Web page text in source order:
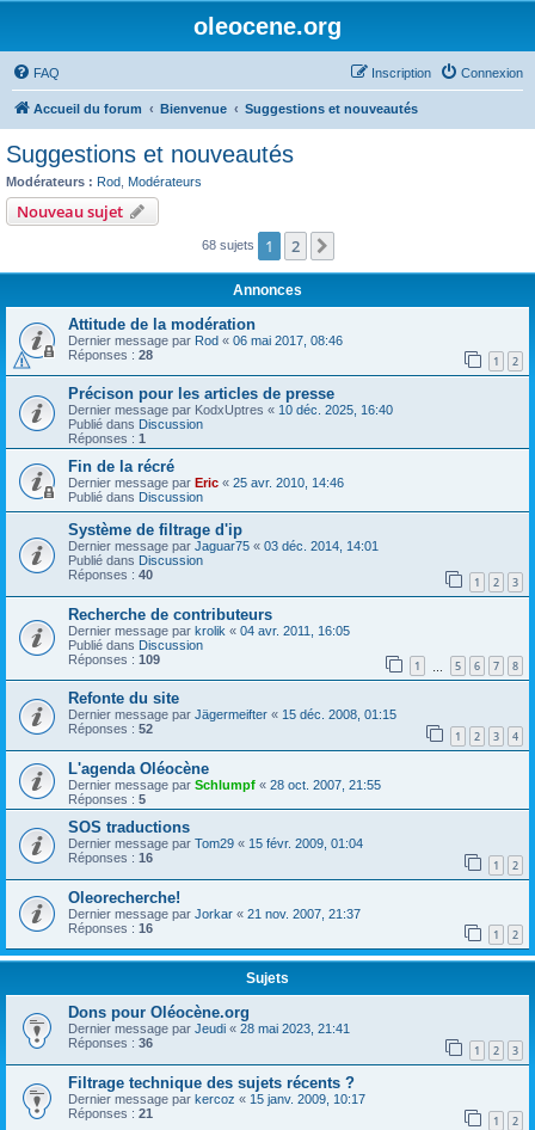
oleocene.org
FAQ Connexion
Inscription
Accueil du forum Bienvenue Suggestions et nouveautés
Suggestions et nouveautés
Modérateurs : Rod Modérateurs
Nouveau sujet
68 sujets 1 2
Annonces
Attitude de la modération
Dernier message par Rod « 06 mai 2017, 08:46
Réponses : 28 1 2
Précison pour les articles de presse
Dernier message par KodxUptres « 10 déc. 2025, 16:40
Publié dans Discussion
Réponses : 1
Fin de la récré
Dernier message par Eric « 25 avr. 2010, 14:46
Publié dans Discussion
Système de filtrage d'ip
Dernier message par Jaguar75 « 03 déc. 2014, 14:01
Publié dans Discussion
Réponses : 40 1 2 3
Recherche de contributeurs
Dernier message par krolik « 04 avr. 2011, 16:05
Publié dans Discussion
Réponses : 109 1 5 6 7 8
Refonte du site
Dernier message par Jägermeifter « 15 déc. 2008, 01:15
Réponses : 52 1 2 3 4
L'agenda Oléocène
Dernier message par Schlumpf « 28 oct. 2007, 21:55
Réponses : 5
SOS traductions
Dernier message par Tom29 « 15 févr. 2009, 01:04
Réponses : 16 1 2
Oleorecherche!
Dernier message par Jorkar « 21 nov. 2007, 21:37
Réponses : 16 1 2
Sujets
Dons pour Oléocène.org
Dernier message par Jeudi « 28 mai 2023, 21:41
Réponses : 36 1 2 3
Filtrage technique des sujets récents ?
Dernier message par kercoz « 15 janv. 2009, 10:17
Réponses : 21 1 2